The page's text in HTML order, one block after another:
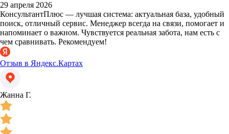
29 апреля 2026
КонсультантПлюс — лучшая система: актуальная база, удобный
поиск, отличный сервис. Менеджер всегда на связи, помогает и
напоминает о важном. Чувствуется реальная забота, нам есть с
чем сравнивать. Рекомендуем!
Отзыв в Яндекс.Картах
Жанна Г.